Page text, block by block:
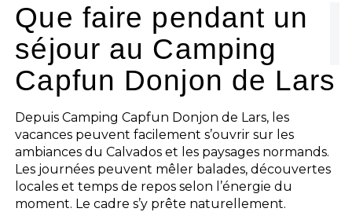
Que faire pendant un
séjour au Camping
Capfun Donjon de Lars
Depuis Camping Capfun Donjon de Lars, les
vacances peuvent facilement s’ouvrir sur les
ambiances du Calvados et les paysages normands.
Les journées peuvent mêler balades, découvertes
locales et temps de repos selon l’énergie du
moment. Le cadre s’y prête naturellement.